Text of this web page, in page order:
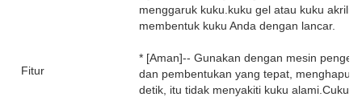
Fitur
menggaruk kuku.kuku gel atau kuku
membentuk kuku Anda dengan lancar.
* [Aman]-- Gunakan dengan mesin
dan pembentukan yang tepat,
detik, itu tidak menyakiti kuku